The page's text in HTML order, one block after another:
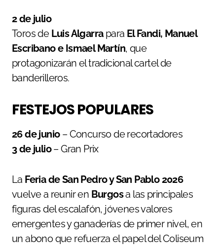
2 de julio
Toros de Luis Algarrapara El Fandi, Manuel
Escribano e Ismael Martín, que
protagonizarán el tradicional cartel de
banderilleros.
FESTEJOS POPULARES
26 de junio– Concurso de recortadores
3 de julio– Gran Prix
La Feria de San Pedro y San Pablo 2026
vuelve a reunir en Burgosa las principales
figuras del escalafón, jóvenes valores
emergentes y ganaderías de primer nivel, en
un abono que refuerza el papel del Coliseum